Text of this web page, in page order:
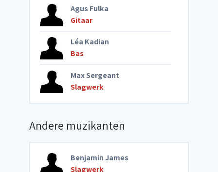
Agus Fulka
Gitaar
Léa Kadian
Bas
Max Sergeant
Slagwerk
Andere muzikanten
Benjamin James
Slagwerk